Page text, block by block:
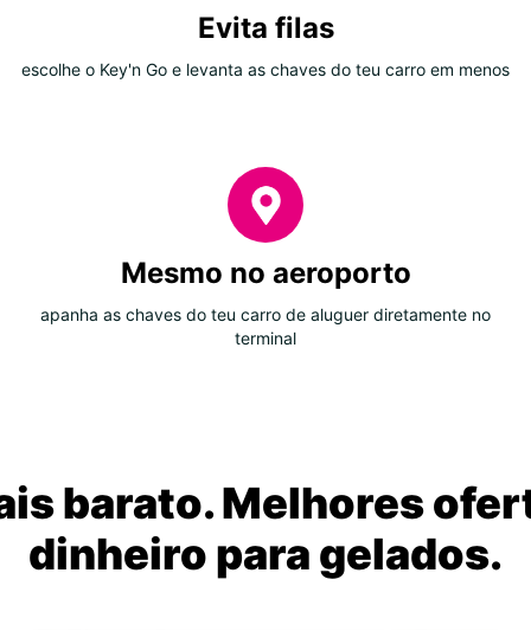
Evita filas
escolhe o Key'n Go e levanta as chaves do teu carro em menos
Mesmo no aeroporto
apanha as chaves do teu carro de aluguer diretamente no
terminal
barato. Melhores
dinheiro para gelados.